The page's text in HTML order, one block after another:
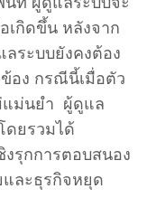
เกิดขึ้น หลังจาก
ระบบยังคงต้อง
ข้อง กรณีนี้เมื่อตัว
แม่นยํา ผู้ดูแล
ดยรวมได้
รุกการตอบสนอง
ละธุรกิจหยุด